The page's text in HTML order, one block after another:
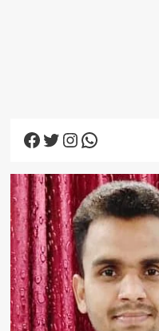
Facebook
Twitter
Instagram
WhatsApp